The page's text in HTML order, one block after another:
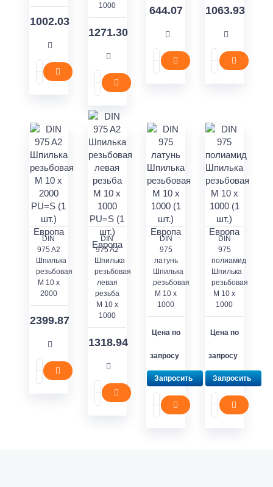
1002.03
1000
1271.30
644.07 1063.93
DIN
975 A2
Шпилька
резьбовая
M 10 x
2000
2399.87
DIN
975 A2
Шпилька
резьбовая
левая
резьба
M 10 x
1000
1318.94
DIN
975
латунь
Шпилька
резьбовая
M 10 x
1000
Цена по
запросу
Запросить
DIN
975
полиамид
Шпилька
резьбовая
M 10 x
1000
Цена по
запросу
Запросить